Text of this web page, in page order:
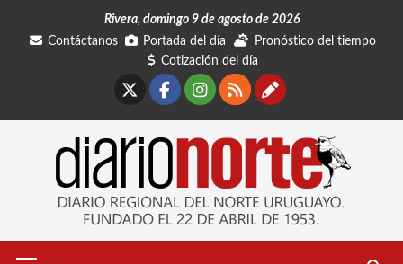
Rivera, domingo 9 de agosto de 2026
Contáctanos
Portada del día
Pronóstico del tiempo
Cotización del día
Facebook
Instagram
RSSContáctanos